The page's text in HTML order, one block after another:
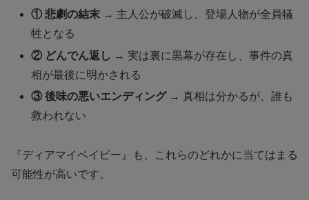
① 悲劇の結末 → 主人公が破滅し、登場人物が全員犠
牲となる
② どんでん返し → 実は裏に黒幕が存在し、事件の真
相が最後に明かされる
③ 後味の悪いエンディング→ 真相は分かるが、誰も
救われない
『ディアマイベイビー』も、これらのどれかに当てはまる
可能性が高いです。